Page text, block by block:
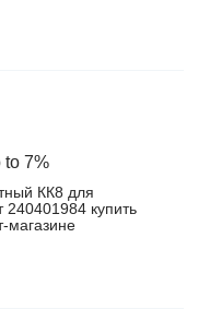
to 7%
КК8 для
240401984 купить